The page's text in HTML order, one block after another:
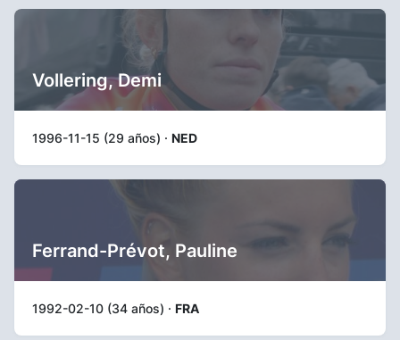
Vollering, Demi
1996-11-15 (29 años) · NED
Ferrand-Prévot, Pauline
1992-02-10 (34 años) · FRA